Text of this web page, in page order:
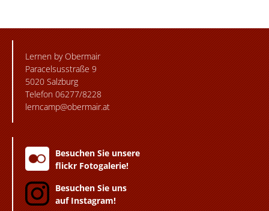
Lernen by Obermair
Paracelsusstraße 9
5020 Salzburg
Telefon 06277/8228
lerncamp@obermair.at
Besuchen Sie unsere
flickr Fotogalerie!
Besuchen Sie uns
auf Instagram!